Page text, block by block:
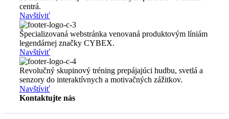
centrá.
Navštíviť
Špecializovaná webstránka venovaná produktovým líniám
legendárnej značky CYBEX.
Navštíviť
Revolučný skupinový tréning prepájajúci hudbu, svetlá a
senzory do interaktívnych a motivačných zážitkov.
Navštíviť
Kontaktujte nás